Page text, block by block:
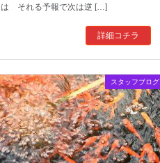
は それる予報で次は逆 […]
詳細コチラ
スタッフブログ